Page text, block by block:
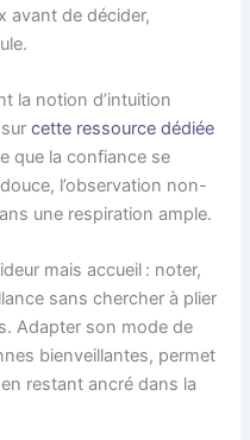
avant de décider,
la notion d’intuition
surcette ressource dédiée
que la confiance se
l’observation non-
une respiration ample.
mais accueil : noter,
sans chercher à plier
Adapter son mode de
bienveillantes, permet
restant ancré dans la